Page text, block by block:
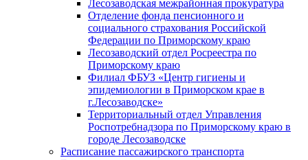
Лесозаводская межрайонная прокуратура
Отделение фонда пенсионного и
социального страхования Российской
Федерации по Приморскому краю
Лесозаводский отдел Росреестра по
Приморскому краю
Филиал ФБУЗ «Центр гигиены и
эпидемиологии в Приморском крае в
г.Лесозаводске»
Территориальный отдел Управления
Роспотребнадзора по Приморскому краю в
городе Лесозаводске
Расписание пассажирского транспорта